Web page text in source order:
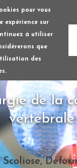
pour vous
expérience sur
à utiliser
que
des
Aller
au
contenu
principal
de la
vertébrale
Scoliose,